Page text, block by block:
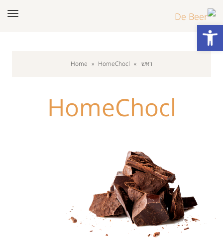
פתח סרגל נגישות
ראשי »
Home » HomeChocl
HomeChocl